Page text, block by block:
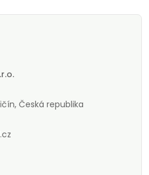
Česká republika